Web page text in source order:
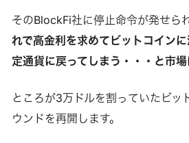
そのBlockFi社に停止命令が発せら
れで高金利を求めてビットコイン
定通貨に戻ってしまう・・・と市
ところが3万ドルを割っていたビッ
ウンドを再開します。